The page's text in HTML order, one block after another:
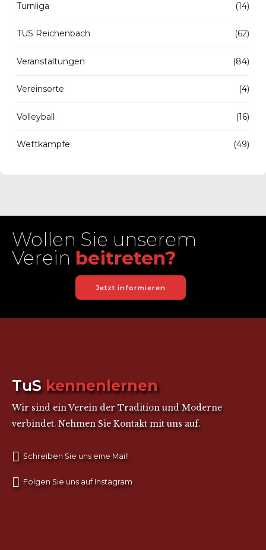
Turnliga (14)
TUS Reichenbach (62)
Veranstaltungen (84)
Vereinsorte (4)
Volleyball (16)
Wettkämpfe (49)
Wollen Sie unserem
Verein beitreten?
Jetzt informieren
TuS kennenlernen
Wir sind ein Verein der Tradition und Moderne
verbindet. Nehmen Sie Kontakt mit uns auf.
Schreiben Sie uns eine Mail!
Folgen Sie uns auf Instagram